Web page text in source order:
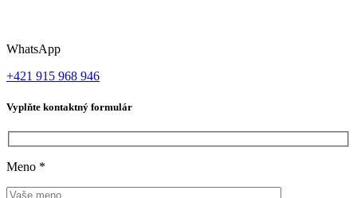
WhatsApp
+421 915 968 946
Vyplňte kontaktný formulár
Meno *